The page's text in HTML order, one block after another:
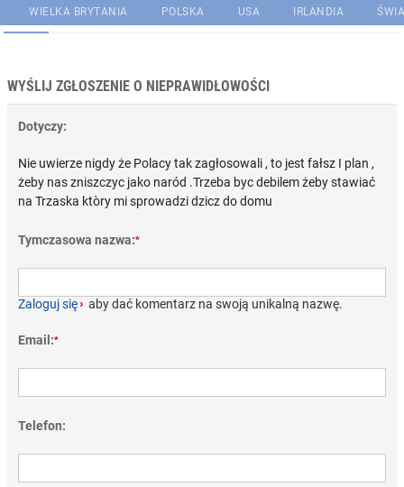
WIELKA BRYTANIA POLSKA USA IRLANDIA
WYŚLIJ ZGŁOSZENIE O NIEPRAWIDŁOWOŚCI
Dotyczy:
Nie uwierze nigdy że Polacy tak zagłosowali , to jest fałsz I plan ,
żeby nas zniszczyc jako naród .Trzeba byc debilem żeby stawiać
na Trzaska ktòry mi sprowadzi dzicz do domu
Tymczasowa nazwa:*
Zaloguj się› aby dać komentarz na swoją unikalną nazwę.
Email:*
Telefon: